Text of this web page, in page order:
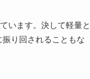
います。決して軽量と
り回されることもな